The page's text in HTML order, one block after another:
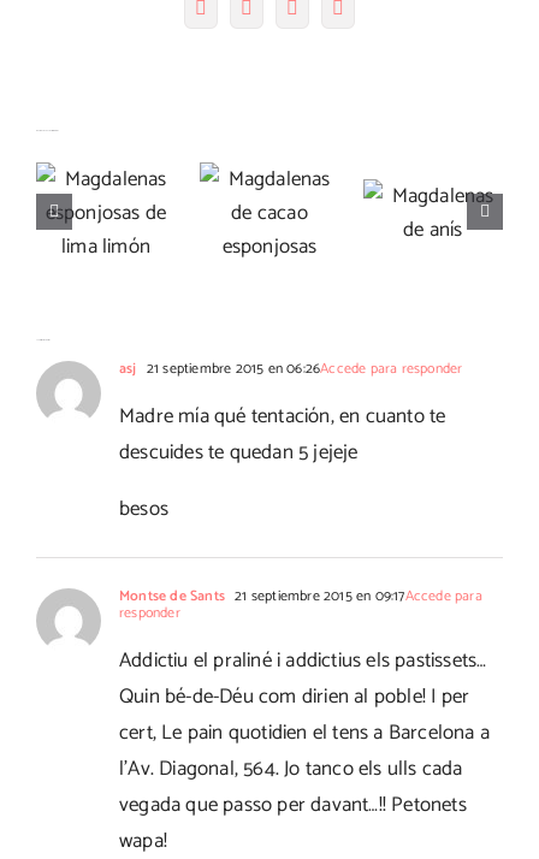
FacebookTwitter Pinterest
electrónico
Magdalenas
esponjosas
de lima
Magdalenas
de cacao
esponjosas
Magdalenas
de anís
asj 21 septiembre 2015 en 06:26Accede para responder
Madre mía qué tentación, en cuanto te
descuides te quedan 5 jejeje
besos
Montse de Sants 21 septiembre 2015 en 09:17Accede para
responder
Addictiu el praliné i addictius els pastissets…
Quin bé-de-Déu com dirien al poble! I per
cert, Le pain quotidien el tens a Barcelona a
l'Av. Diagonal, 564. Jo tanco els ulls cada
vegada que passo per davant…!! Petonets
wapa!